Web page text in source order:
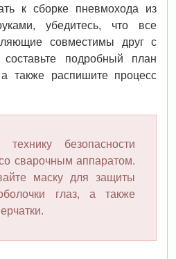
к сборке пневмохода из
убедитесь, что все
совместимы друг с
составьте подробный план
также распишите процесс
технику безопасности
сварочным аппаратом.
маску для защиты
глаз, а также